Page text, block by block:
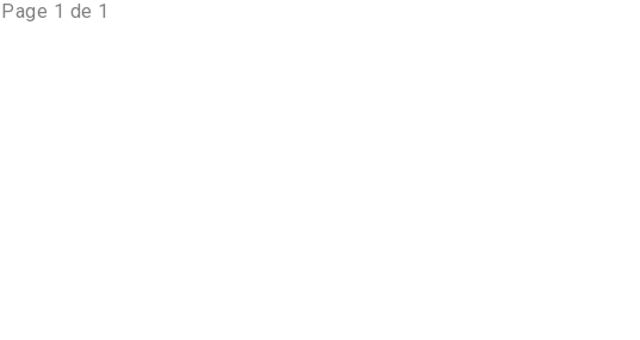
Page 1 de 1